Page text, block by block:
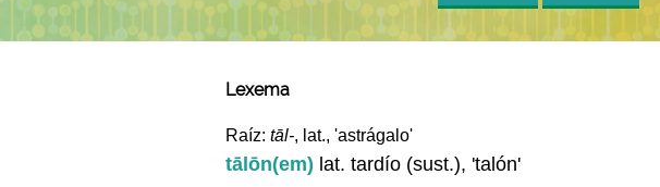
Lexema
Raíz: tāl-, lat., 'astrágalo'
tālōn(em) lat. tardío (sust.), 'talón'